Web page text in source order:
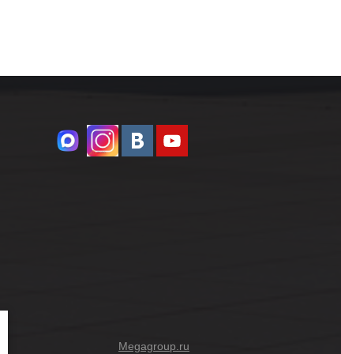
Megagroup.ru